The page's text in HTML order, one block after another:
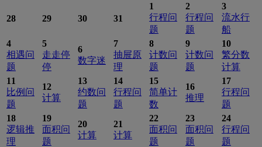
28 29 30 31
1
行程问
题
2
行程问
题
3
流水行
船
4
相遇问
题
5
走走停
停
6
数字迷
7
抽屉原
理
8
计数问
题
9
计数问
题
10
繁分数
计算
11
比例问
题
12
计算
13
约数问
题
14
行程问
题
15
简单计
数
16
推理
17
行程问
题
18
逻辑推
理
19
面积问
题
20
计算
21
计算
22
面积问
题
23
面积问
题
24
行程问
题